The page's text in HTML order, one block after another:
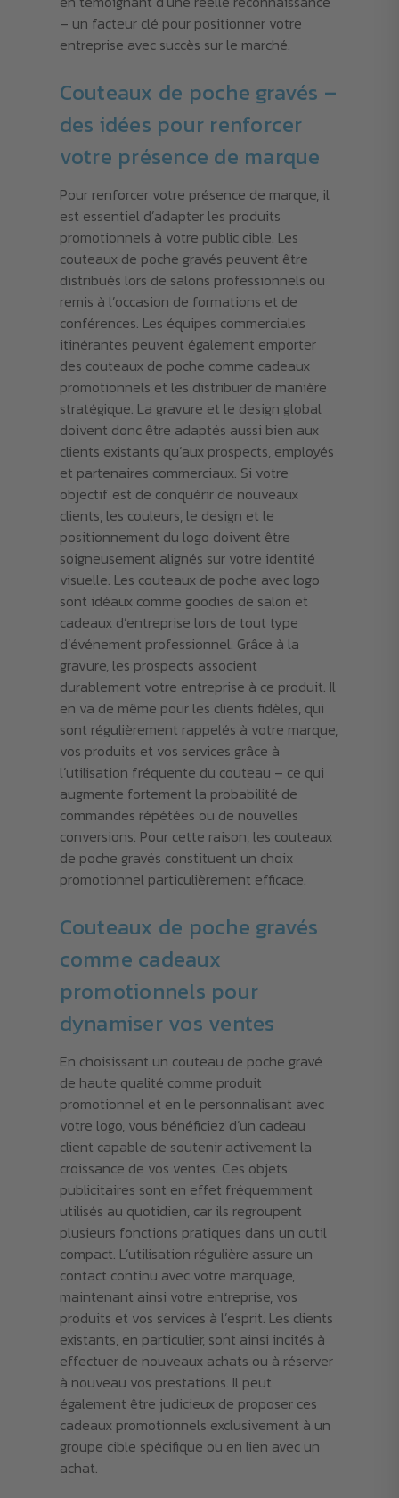
– un facteur clé pour positionner votre
entreprise avec succès sur le marché.
Couteaux de poche gravés –
des idées pour renforcer
votre présence de marque
Pour renforcer votre présence de marque, il
est essentiel d’adapter les produits
promotionnels à votre public cible. Les
couteaux de poche gravés peuvent être
distribués lors de salons professionnels ou
remis à l’occasion de formations et de
conférences. Les équipes commerciales
itinérantes peuvent également emporter
des couteaux de poche comme cadeaux
promotionnels et les distribuer de manière
stratégique. La gravure et le design global
doivent donc être adaptés aussi bien aux
clients existants qu’aux prospects, employés
et partenaires commerciaux. Si votre
objectif est de conquérir de nouveaux
clients, les couleurs, le design et le
positionnement du logo doivent être
soigneusement alignés sur votre identité
visuelle. Les couteaux de poche avec logo
sont idéaux comme goodies de salon et
cadeaux d’entreprise lors de tout type
d’événement professionnel. Grâce à la
gravure, les prospects associent
durablement votre entreprise à ce produit. Il
en va de même pour les clients fidèles, qui
sont régulièrement rappelés à votre marque,
vos produits et vos services grâce à
l’utilisation fréquente du couteau – ce qui
augmente fortement la probabilité de
commandes répétées ou de nouvelles
conversions. Pour cette raison, les couteaux
de poche gravés constituent un choix
promotionnel particulièrement efficace.
Couteaux de poche gravés
comme cadeaux
promotionnels pour
dynamiser vos ventes
En choisissant un couteau de poche gravé
de haute qualité comme produit
promotionnel et en le personnalisant avec
votre logo, vous bénéficiez d’un cadeau
client capable de soutenir activement la
croissance de vos ventes. Ces objets
publicitaires sont en effet fréquemment
utilisés au quotidien, car ils regroupent
plusieurs fonctions pratiques dans un outil
compact. L’utilisation régulière assure un
contact continu avec votre marquage,
maintenant ainsi votre entreprise, vos
produits et vos services à l’esprit. Les clients
existants, en particulier, sont ainsi incités à
effectuer de nouveaux achats ou à réserver
à nouveau vos prestations. Il peut
également être judicieux de proposer ces
cadeaux promotionnels exclusivement à un
groupe cible spécifique ou en lien avec un
achat.